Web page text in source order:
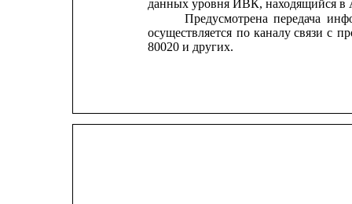
данных уровня ИВК, находящийся в
Предусмотрена передача
осуществляется по каналу связи с
80020 и других.